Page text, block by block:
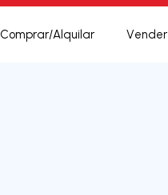
Comprar/Alquilar Vender